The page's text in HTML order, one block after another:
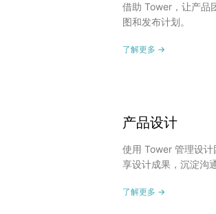
借助 Tower，让产品
图和发布计划。
了解更多 →
产品设计
使用 Tower 管理设
享设计成果，沉淀沟
了解更多 →